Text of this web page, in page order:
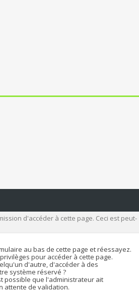
d'accéder à cette page. Ceci est peut-
au bas de cette page et réessayez.
pour accéder à cette page.
d'autre, d'accéder à des
système réservé ?
possible que l'administrateur ait
attente de validation.